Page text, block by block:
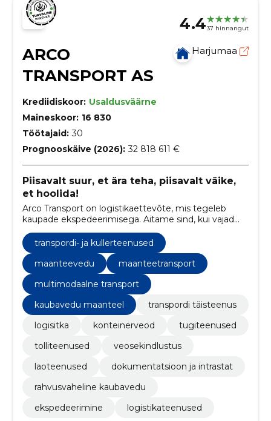
4.437 hinnangut
ARCO
TRANSPORT AS
Harjumaa
Krediidiskoor: Usaldusväärne
Maineskoor: 16 830
Töötajaid: 30
Prognooskäive (2026): 32 818 611 €
Piisavalt suur, et ära teha, piisavalt väike,
et hoolida!
Arco Transport on logistikaettevõte, mis tegeleb
kaupade ekspedeerimisega. Aitame sind, kui vajad
rahvusvahelist kaubatransporti Eestisse või Eestist.
transpordi- ja kullerteenused
maanteevedu
maanteetransport
multimodaalne transport
kaubavedu maanteel
transpordi täisteenus
logisitka
konteinerveod
tugiteenused
tolliteenused
veosekindlustus
laoteenused
dokumentatsioon ja intrastat
rahvusvaheline kaubavedu
ekspedeerimine
logistikateenused